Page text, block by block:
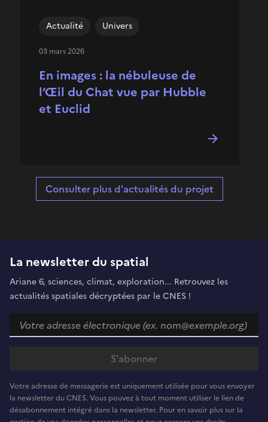
En images : la nébuleuse de
l’Œil du Chat vue par Hubble
et Euclid
Actualité Univers
03 mars 2026
Consulter plus d'actualités du projet
La newsletter du spatial
Ariane 6, sciences, climat, exploration... Retrouvez les
actualités spatiales décryptées par le CNES !
Votre adresse de messagerie est uniquement utilisée pour vous envoyer
la newsletter du CNES. Vous pouvez à tout moment utiliser le lien de
désabonnement intégré dans la newsletter. Pour en savoir plus sur la